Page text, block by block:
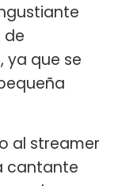
de
, ya que se
al streamer
cantante